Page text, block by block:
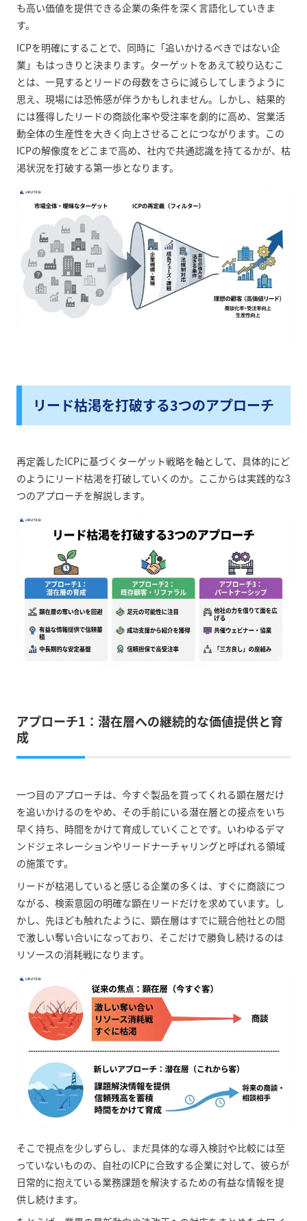
も高い価値を提供できる企業の条件を深く言語化していきま
す。
ICPを明確にすることで、同時に「追いかけるべきではない企
業」もはっきりと決まります。ターゲットをあえて絞り込むこ
とは、一見するとリードの母数をさらに減らしてしまうように
思え、現場には恐怖感が伴うかもしれません。しかし、結果的
には獲得したリードの商談化率や受注率を劇的に高め、営業活
動全体の生産性を大きく向上させることにつながります。この
ICPの解像度をどこまで高め、社内で共通認識を持てるかが、枯
渇状況を打破する第一歩となります。
リード枯渇を打破する3つのアプローチ
再定義したICPに基づくターゲット戦略を軸として、具体的にど
のようにリード枯渇を打破していくのか。ここからは実践的な3
つのアプローチを解説します。
アプローチ1：潜在層への継続的な価値提供と育
成
一つ目のアプローチは、今すぐ製品を買ってくれる顕在層だけ
を追いかけるのをやめ、その手前にいる潜在層との接点をいち
早く持ち、時間をかけて育成していくことです。いわゆるデマ
ンドジェネレーションやリードナーチャリングと呼ばれる領域
の施策です。
リードが枯渇していると感じる企業の多くは、すぐに商談につ
ながる、検索意図の明確な顕在リードだけを求めています。し
かし、先ほども触れたように、顕在層はすでに競合他社との間
で激しい奪い合いになっており、そこだけで勝負し続けるのは
リソースの消耗戦になります。
そこで視点を少しずらし、まだ具体的な導入検討や比較には至
っていないものの、自社のICPに合致する企業に対して、彼らが
日常的に抱えている業務課題を解決するための有益な情報を提
供し続けます。